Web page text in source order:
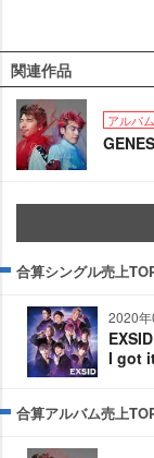
関連作品
アルバム
合算シングル売上
2020
I got
合算アルバム売上